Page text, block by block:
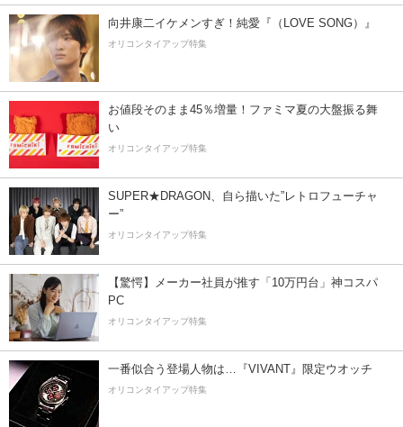
向井康二イケメンすぎ！純愛『（LOVE SONG）』
オリコンタイアップ特集
お値段そのまま45％増量！ファミマ夏の大盤振る舞
い
オリコンタイアップ特集
SUPER★DRAGON、自ら描いた”レトロフューチャ
ー”
オリコンタイアップ特集
【驚愕】メーカー社員が推す「10万円台」神コスパ
PC
オリコンタイアップ特集
一番似合う登場人物は…『VIVANT』限定ウオッチ
オリコンタイアップ特集